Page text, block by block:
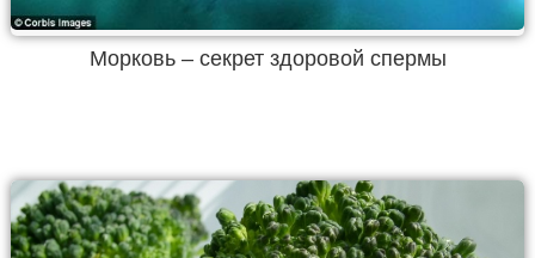
Морковь – секрет здоровой спермы